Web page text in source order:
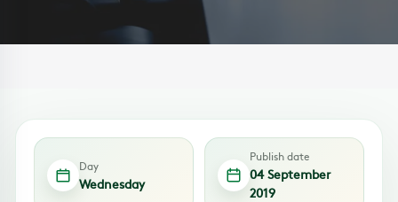
Day
Wednesday
Publish date
04 September
2019